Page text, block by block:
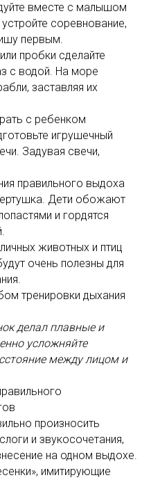
вместе с малышом
соревнование,
первым.
пробки сделайте
с водой. На море
заставляя их
с ребенком
игрушечный
Задувая свечи,
правильного выдоха
Дети обожают
и гордятся
животных и птиц
очень полезны для
тренировки дыхания
делал плавные и
усложняйте
между лицом и
произносить
и звукосочетания,
на одном выдохе.
имитирующие